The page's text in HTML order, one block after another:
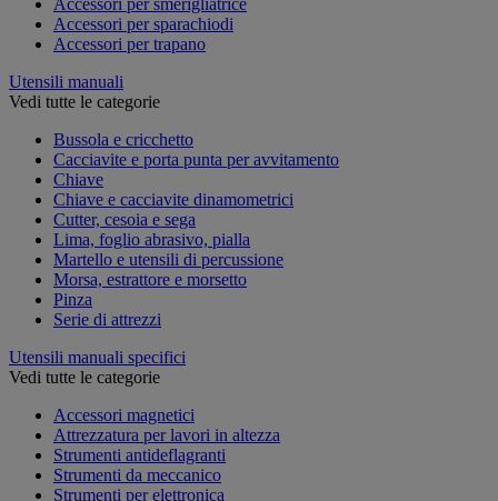
Accessori per sparachiodi
Accessori per trapano
Utensili manuali
Vedi tutte le categorie
Bussola e cricchetto
Cacciavite e porta punta per avvitamento
Chiave
Chiave e cacciavite dinamometrici
Cutter, cesoia e sega
Lima, foglio abrasivo, pialla
Martello e utensili di percussione
Morsa, estrattore e morsetto
Pinza
Serie di attrezzi
Utensili manuali specifici
Vedi tutte le categorie
Accessori magnetici
Attrezzatura per lavori in altezza
Strumenti antideflagranti
Strumenti da meccanico
Strumenti per elettronica